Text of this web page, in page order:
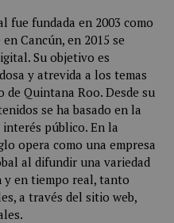
fue fundada en 2003 como
Cancún, en 2015 se
Su objetivo es
y atrevida a los temas
de Quintana Roo. Desde su
se ha basado en la
público. En la
opera como una empresa
al difundir una variedad
y en tiempo real, tanto
a través del sitio web,